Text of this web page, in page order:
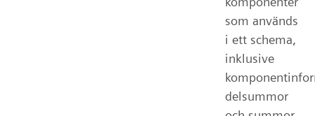
som används
i ett schema,
inklusive
delsummor